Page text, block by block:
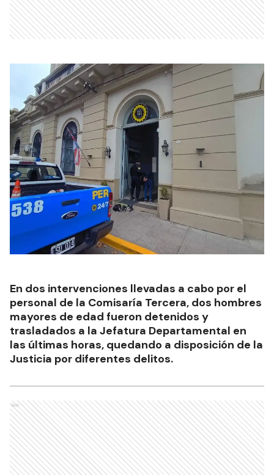
En dos intervenciones llevadas a cabo por el
personal de la Comisaría Tercera, dos hombres
mayores de edad fueron detenidos y
trasladados a la Jefatura Departamental en
las últimas horas, quedando a disposición de la
Justicia por diferentes delitos.
Ads